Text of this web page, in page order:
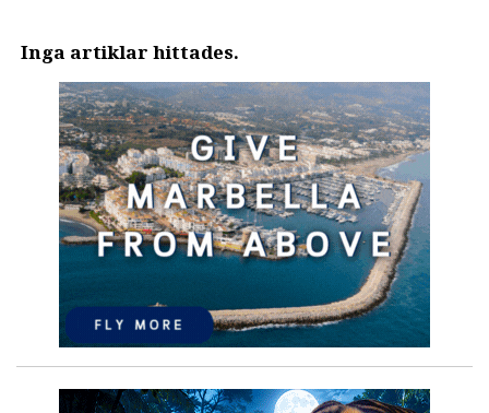
Inga artiklar hittades.